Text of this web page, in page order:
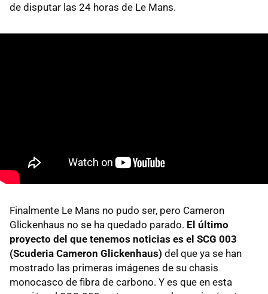
de disputar las 24 horas de Le Mans.
Finalmente Le Mans no pudo ser, pero Cameron
Glickenhaus no se ha quedado parado. El último
proyecto del que tenemos noticias es el SCG 003
(Scuderia Cameron Glickenhaus) del que ya se han
mostrado las primeras imágenes de su chasis
monocasco de fibra de carbono. Y es que en esta